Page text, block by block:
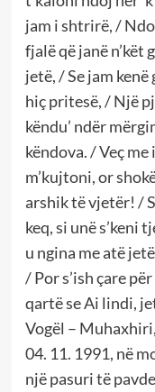
jam i shtrirë, /
fjalë që janë n’kët
jetë, / Se jam
hiç pritesë, / Një
këndu’ ndër
këndova. / Veç
m’kujtoni, or
arshik të vjetër! /
keq, si unë s’keni
u ngina me atë
/ Por s’ish çare
qartë se Ai lindi,
Vogël –
04. 11. 1991, në
një pasuri të